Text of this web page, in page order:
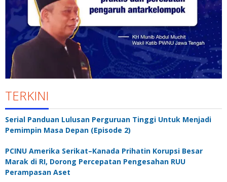
TERKINI
Serial Panduan Lulusan Perguruan Tinggi Untuk Menjadi
Pemimpin Masa Depan (Episode 2)
PCINU Amerika Serikat–Kanada Prihatin Korupsi Besar
Marak di RI, Dorong Percepatan Pengesahan RUU
Perampasan Aset